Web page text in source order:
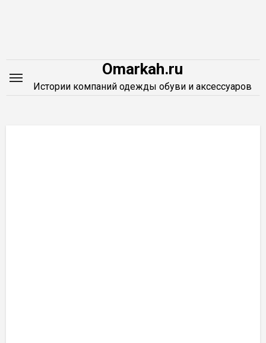
Omarkah.ru
Истории компаний одежды обуви и аксессуаров